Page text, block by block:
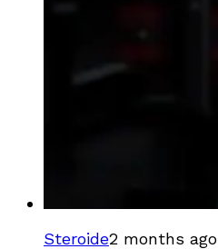
Steroide2 months ago